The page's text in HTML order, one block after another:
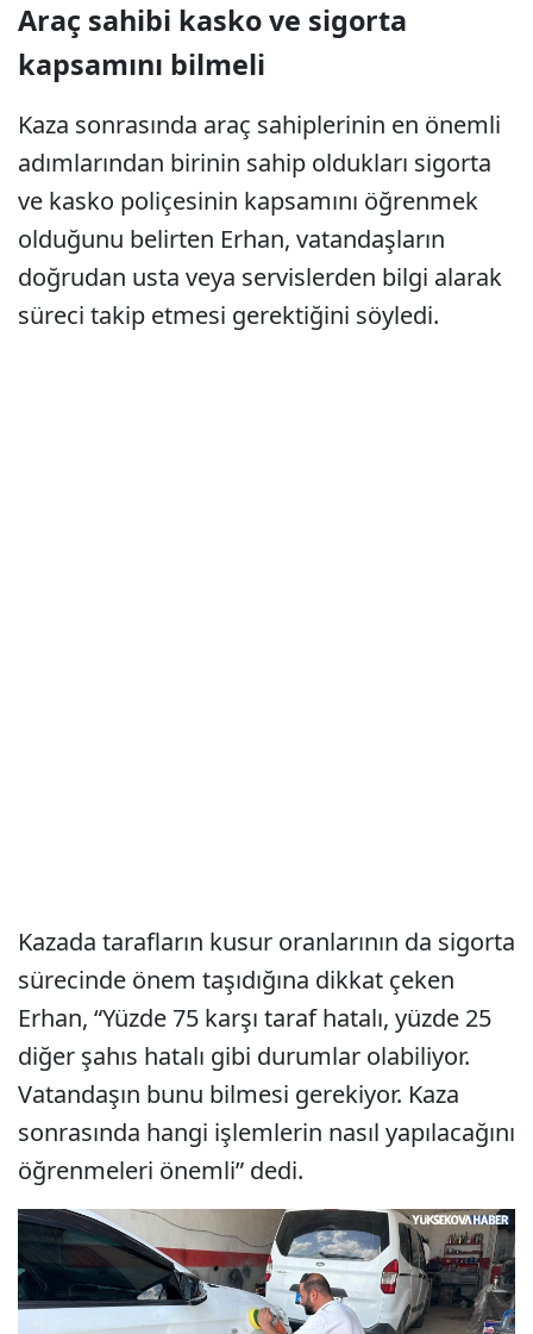
Araç sahibi kasko ve sigorta
kapsamını bilmeli
Kaza sonrasında araç sahiplerinin en önemli
adımlarından birinin sahip oldukları sigorta
ve kasko poliçesinin kapsamını öğrenmek
olduğunu belirten Erhan, vatandaşların
doğrudan usta veya servislerden bilgi alarak
süreci takip etmesi gerektiğini söyledi.
Kazada tarafların kusur oranlarının da sigorta
sürecinde önem taşıdığına dikkat çeken
Erhan, “Yüzde 75 karşı taraf hatalı, yüzde 25
diğer şahıs hatalı gibi durumlar olabiliyor.
Vatandaşın bunu bilmesi gerekiyor. Kaza
sonrasında hangi işlemlerin nasıl yapılacağını
öğrenmeleri önemli” dedi.